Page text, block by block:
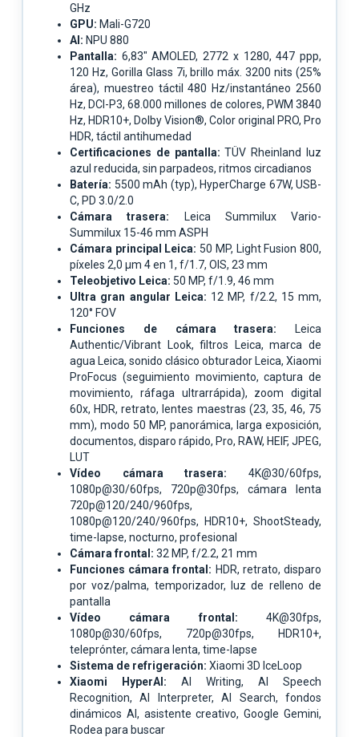
GHz
GPU: Mali-G720
AI: NPU 880
Pantalla: 6,83" AMOLED, 2772 x 1280, 447 ppp,
120 Hz, Gorilla Glass 7i, brillo máx. 3200 nits (25%
área), muestreo táctil 480 Hz/instantáneo 2560
Hz, DCI-P3, 68.000 millones de colores, PWM 3840
Hz, HDR10+, Dolby Vision®, Color original PRO, Pro
HDR, táctil antihumedad
Certificaciones de pantalla: TÜV Rheinland luz
azul reducida, sin parpadeos, ritmos circadianos
Batería: 5500 mAh (typ), HyperCharge 67W, USB-
C, PD 3.0/2.0
Cámara trasera: Leica Summilux Vario-
Summilux 15-46 mm ASPH
Cámara principal Leica: 50 MP, Light Fusion 800,
píxeles 2,0 µm 4 en 1, f/1.7, OIS, 23 mm
Teleobjetivo Leica: 50 MP, f/1.9, 46 mm
Ultra gran angular Leica: 12 MP, f/2.2, 15 mm,
120° FOV
Funciones de cámara trasera: Leica
Authentic/Vibrant Look, filtros Leica, marca de
agua Leica, sonido clásico obturador Leica, Xiaomi
ProFocus (seguimiento movimiento, captura de
movimiento, ráfaga ultrarrápida), zoom digital
60x, HDR, retrato, lentes maestras (23, 35, 46, 75
mm), modo 50 MP, panorámica, larga exposición,
documentos, disparo rápido, Pro, RAW, HEIF, JPEG,
LUT
Vídeo cámara trasera: 4K@30/60fps,
1080p@30/60fps, 720p@30fps, cámara lenta
720p@120/240/960fps,
1080p@120/240/960fps, HDR10+, ShootSteady,
time-lapse, nocturno, profesional
Cámara frontal: 32 MP, f/2.2, 21 mm
Funciones cámara frontal: HDR, retrato, disparo
por voz/palma, temporizador, luz de relleno de
pantalla
Vídeo cámara frontal: 4K@30fps,
1080p@30/60fps, 720p@30fps, HDR10+,
teleprónter, cámara lenta, time-lapse
Sistema de refrigeración: Xiaomi 3D IceLoop
Xiaomi HyperAI: AI Writing, AI Speech
Recognition, AI Interpreter, AI Search, fondos
dinámicos AI, asistente creativo, Google Gemini,
Rodea para buscar